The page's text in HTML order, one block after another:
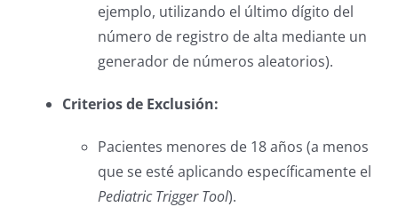
ejemplo, utilizando el último dígito del
número de registro de alta mediante un
generador de números aleatorios).
Criterios de Exclusión:
Pacientes menores de 18 años (a menos
que se esté aplicando específicamente el
Pediatric Trigger Tool).